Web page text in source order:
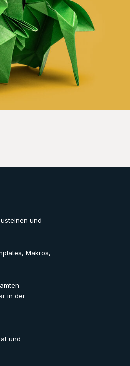
und
Makros,
in der
und